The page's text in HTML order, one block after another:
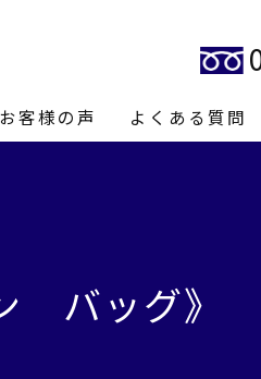
お客様の声 よくある質問
バッグ》